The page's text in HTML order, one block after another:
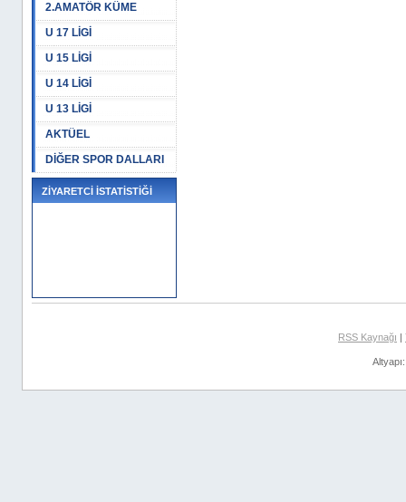
2.AMATÖR KÜME
U 17 LİGİ
U 15 LİGİ
U 14 LİGİ
U 13 LİGİ
AKTÜEL
DİĞER SPOR DALLARI
ZİYARETCİ İSTATİSTİĞİ
RSS Kaynağı |